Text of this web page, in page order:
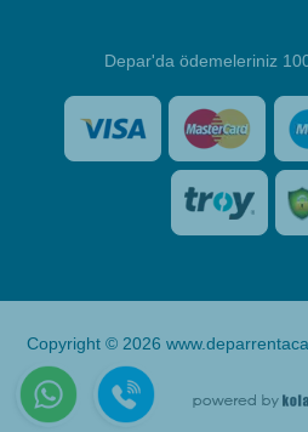
Depar'da ödemeleriniz
Copyright © 2026